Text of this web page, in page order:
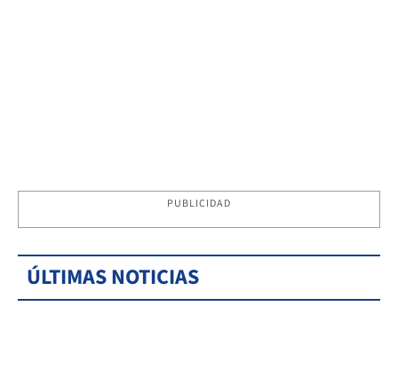
PUBLICIDAD
ÚLTIMAS NOTICIAS